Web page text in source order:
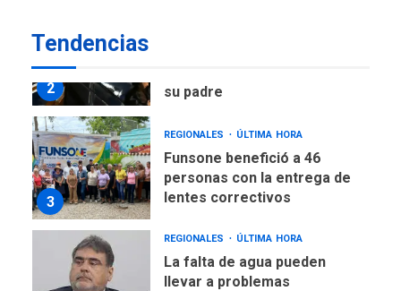
Tendencias
2
su padre
3
REGIONALES ÚLTIMA HORA
Funsone benefició a 46
personas con la entrega de
lentes correctivos
REGIONALES ÚLTIMA HORA
La falta de agua pueden
llevar a problemas